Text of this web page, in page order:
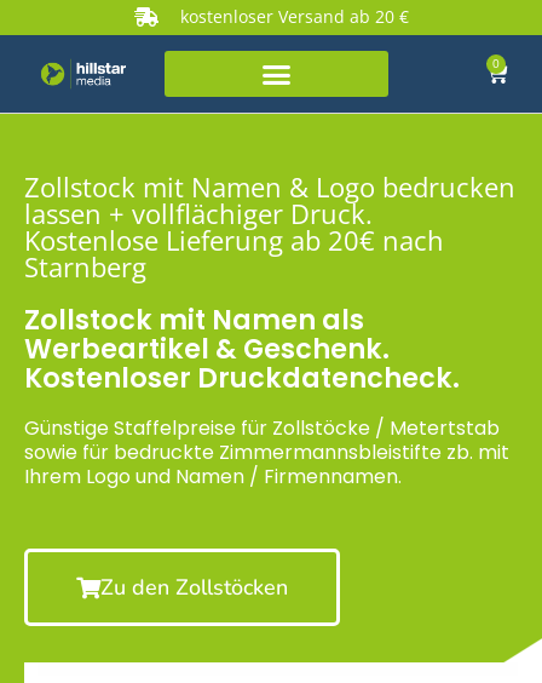
kostenloser Versand ab 20 €
0
Zollstock mit Namen & Logo bedrucken
lassen + vollflächiger Druck.
Kostenlose Lieferung ab 20€ nach
Starnberg
Zollstock mit Namen als
Werbeartikel & Geschenk.
Kostenloser Druckdatencheck.
Günstige Staffelpreise für Zollstöcke / Metertstab
sowie für bedruckte Zimmermannsbleistifte zb. mit
Ihrem Logo und Namen / Firmennamen.
Zu den Zollstöcken